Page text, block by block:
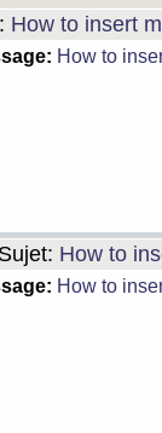
How to insert
How to
How to
How to